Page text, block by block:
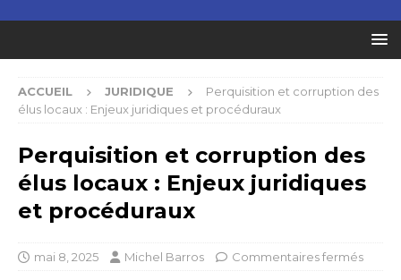
ACCUEIL JURIDIQUE
Perquisition et corruption des
élus locaux : Enjeux juridiques et procéduraux
Perquisition et corruption des
élus locaux : Enjeux juridiques
et procéduraux
mai 8, 2025 Michel Barros Commentaires fermés